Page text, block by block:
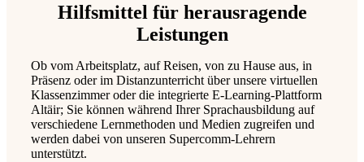
Hilfsmittel für herausragende
Leistungen
Ob vom Arbeitsplatz, auf Reisen, von zu Hause aus, in
Präsenz oder im Distanzunterricht über unsere virtuellen
Klassenzimmer oder die integrierte E-Learning-Plattform
Altäir; Sie können während Ihrer Sprachausbildung auf
verschiedene Lernmethoden und Medien zugreifen und
werden dabei von unseren Supercomm-Lehrern
unterstützt.